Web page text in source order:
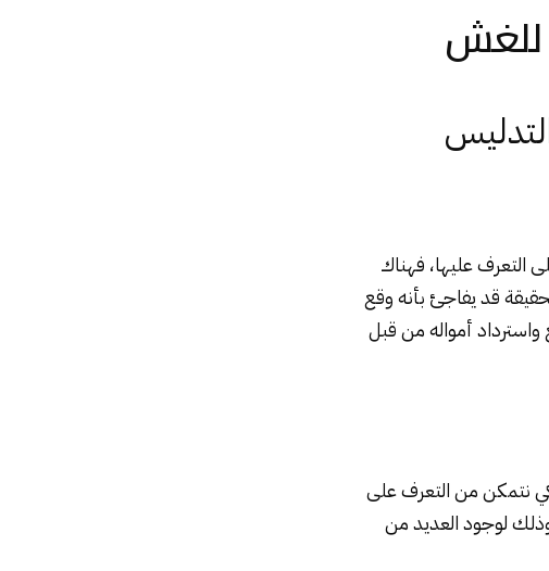
للغش
عليها، فهناك
قد يفاجئ بأنه وقع
أمواله من قبل
نتمكن من التعرف على
لوجود العديد من